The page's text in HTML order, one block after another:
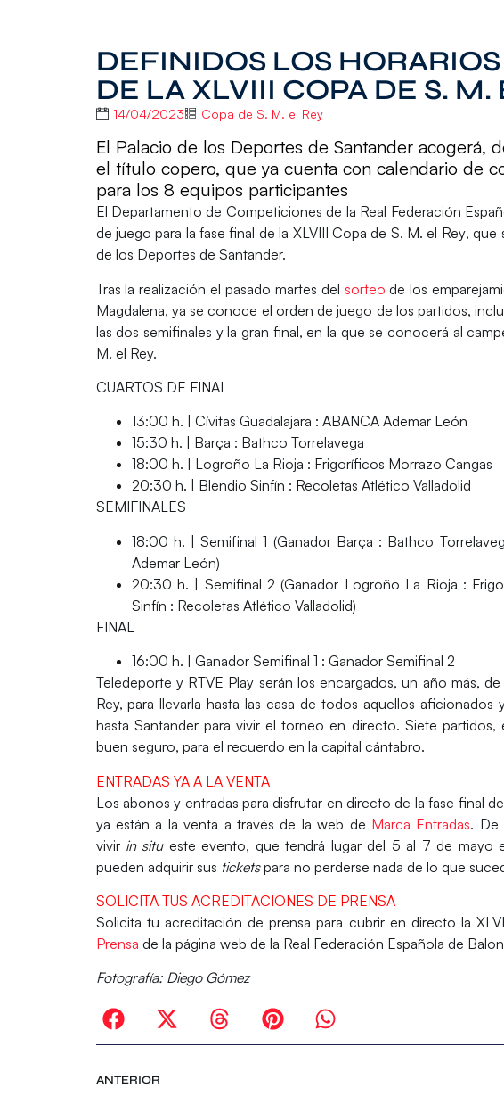
DEFINIDOS LOS
DE LA XLVIII COPA DE S. M.
14/04/2023 Copa de S. M. el Rey
El Palacio de los Deportes de Santander acogerá,
el título copero, que ya cuenta con calendario de
para los 8 equipos participantes
El Departamento de Competiciones de la Real Federación
de juego para lafase final de la XLVIII Copa de S. M. el Rey, que
de los Deportes de Santander.
Tras la realización el pasado martes del sorteo de los
Magdalena, ya se conoce el orden de juego de los partidos,
las dos semifinales y la gran final, en la que se conocerá al
M. el Rey.
CUARTOS DE FINAL
13:00 h. | Cívitas Guadalajara : ABANCA Ademar León
15:30 h. | Barça : Bathco Torrelavega
18:00 h. | Logroño La Rioja : Frigoríficos Morrazo Cangas
20:30 h. | Blendio Sinfín : Recoletas Atlético Valladolid
SEMIFINALES
18:00 h. | Semifinal 1 (Ganador Barça : Bathco
Ademar León)
20:30 h. | Semifinal 2 (Ganador Logroño La Rioja :
Sinfín : Recoletas Atlético Valladolid)
FINAL
16:00 h. | Ganador Semifinal 1 : Ganador Semifinal 2
Teledeporte y RTVE Play serán los encargados, un año más,
Rey, para llevarla hasta las casa de todos aquellos
hasta Santander para vivir el torneo en directo. Siete
buen seguro, para el recuerdo en la capital cántabro.
ENTRADAS YA A LA VENTA
Los abonos y entradas para disfrutar en directo de lafase final
ya están a la venta a través de la web de Marca Entradas. De
vivir in situeste evento, que tendrá lugardel 5 al 7 de mayo
pueden adquirir sus ticketspara no perderse nada de lo que
SOLICITA TUS ACREDITACIONES DE PRENSA
Solicita tu acreditación de prensa para cubrir en directo la
Prensa de la página web de la Real Federación Española de
Fotografía: Diego Gómez
ANTERIOR